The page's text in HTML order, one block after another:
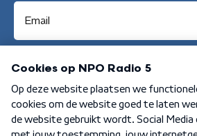
Aanmelden
Algemene voorwaarden Privacybeleid